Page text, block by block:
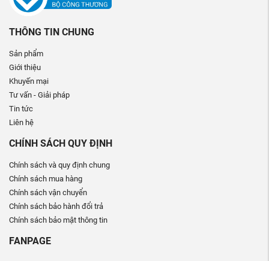
THÔNG TIN CHUNG
Sản phẩm
Giới thiệu
Khuyến mại
Tư vấn - Giải pháp
Tin tức
Liên hệ
CHÍNH SÁCH QUY ĐỊNH
Chính sách và quy định chung
Chính sách mua hàng
Chính sách vận chuyển
Chính sách bảo hành đổi trả
Chính sách bảo mật thông tin
FANPAGE